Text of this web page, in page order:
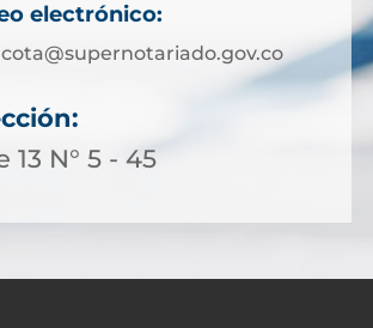
electrónico:
13 N° 5 - 45